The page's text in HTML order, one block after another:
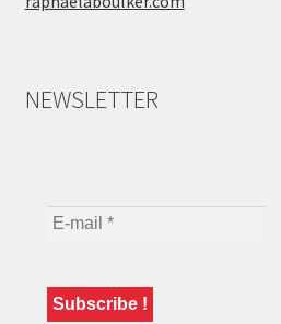
NEWSLETTER